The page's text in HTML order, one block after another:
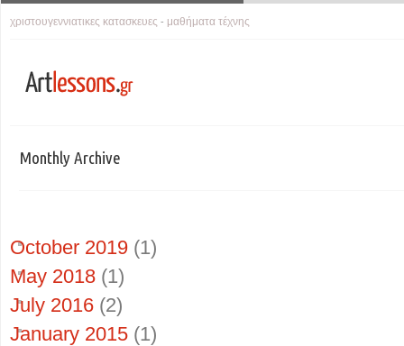
χριστουγεννιατικες κατασκευες - μαθήματα τέχνης
Monthly Archive
October 2019 (1)
May 2018 (1)
July 2016 (2)
January 2015 (1)